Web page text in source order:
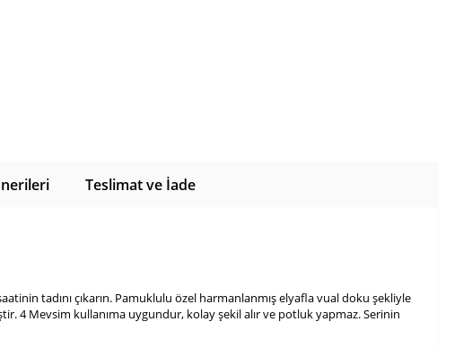
Teslimat ve İade
tadını çıkarın. Pamuklulu özel harmanlanmış elyafla vual doku şekliyle
4 Mevsim kullanıma uygundur, kolay şekil alır ve potluk yapmaz. Serinin